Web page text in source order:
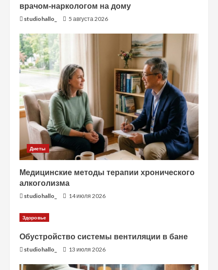
врачом-наркологом на дому
studiohallo_ 5 августа 2026
Диеты
Медицинские методы терапии хронического
алкоголизма
studiohallo_ 14 июля 2026
Здоровье
Обустройство системы вентиляции в бане
studiohallo_ 13 июля 2026